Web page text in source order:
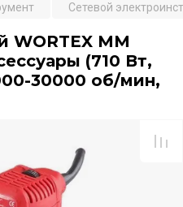
Сетевой
MM
(710 Вт,
30000 об/мин,